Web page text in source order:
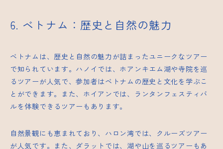
6. ベトナム：歴史と自然の魅力
ベトナムは、歴史と自然の魅力が詰まったユニークなツアー
で知られています。ハノイでは、ホアンキエム湖や寺院を巡
るツアーが人気で、参加者はベトナムの歴史と文化を学ぶこ
とができます。また、ホイアンでは、ランタンフェスティバ
ルを体験できるツアーもあります。
自然景観にも恵まれており、ハロン湾では、クルーズツアー
が人気です。また、ダラットでは、湖や山を巡るツアーもあ